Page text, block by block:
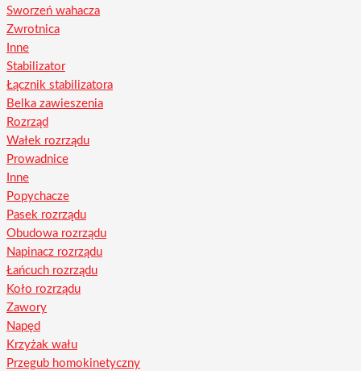
Sworzeń wahacza
Zwrotnica
Inne
Stabilizator
Łącznik stabilizatora
Belka zawieszenia
Rozrząd
Wałek rozrządu
Prowadnice
Inne
Popychacze
Pasek rozrządu
Obudowa rozrządu
Napinacz rozrządu
Łańcuch rozrządu
Koło rozrządu
Zawory
Napęd
Krzyżak wału
Przegub homokinetyczny